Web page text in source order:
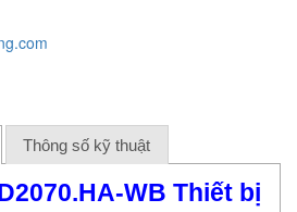
Thông số kỹ thuật
WB Thiết bị